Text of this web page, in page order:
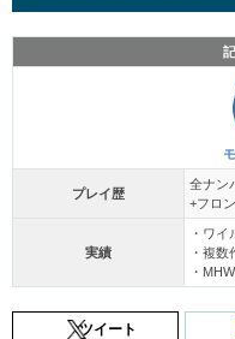
プレイ歴
全ナン
+フロ
実績
・ワイ
・複数
・
ツイート